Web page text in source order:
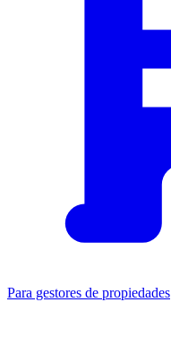
Para gestores de propiedades